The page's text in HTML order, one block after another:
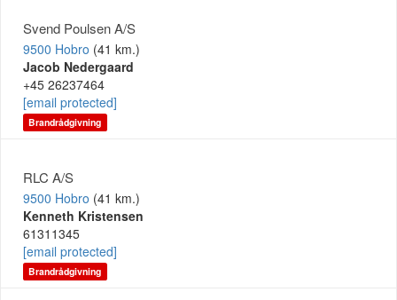
Svend Poulsen A/S
9500 Hobro (41 km.)
Jacob Nedergaard
+45 26237464
[email protected]
Brandrådgivning
RLC A/S
9500 Hobro (41 km.)
Kenneth Kristensen
61311345
[email protected]
Brandrådgivning